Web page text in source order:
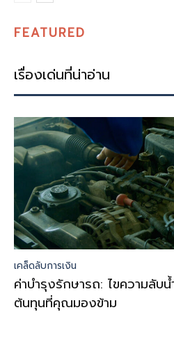
FEATURED
เรื่องเด่นที่น่าอ่าน
เคล็ดลับการเงิน
ค่าบำรุงรักษารถ: ไขความลับ
ต้นทุนที่คุณมองข้าม